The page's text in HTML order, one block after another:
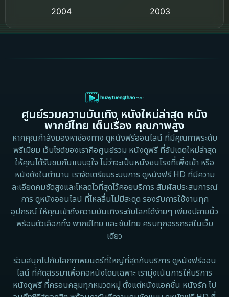
Detective สืบสวน
Disaster
Disney+
Documentary สารคดี
Documentary สารคดี
Drama ดราม่า
Drama ดราม่า
Dystopian
2004
2003
2002
2000
1983
1982
1971
1962
ศูนย์รวมความบันเทิง หนังใหม่ล่าสุด หนัง
พากย์ไทย เต็มเรื่อง คุณภาพสูง
หากคุณกำลังมองหาช่องทาง ดูหนังฟรีออนไลน์ ที่มีคุณภาพระดับ
พรีเมียม เว็บไซต์ของเราคือศูนย์รวม หนังดูฟรี ที่อัปเดตใหม่ล่าสุด
ให้คุณได้รับชมกันแบบจุใจ ไม่ว่าจะเป็นหนังชนโรงที่เพิ่งเข้า หรือ
หนังดังในตำนาน เราจัดเตรียมระบบการ ดูหนังฟรี HD ที่มีความ
ละเอียดคมชัดสูงและโหลดไวที่สุดไว้คอยบริการ สัมผัสประสบการณ์
การ ดูหนังออนไลน์ ที่ไหลลื่นไม่มีสะดุด รองรับการใช้งานทุก
อุปกรณ์ ให้คุณเข้าถึงความบันเทิงระดับโลกได้ง่ายๆ เพียงปลายนิ้ว
พร้อมตัวเลือกทั้ง พากย์ไทย และ ซับไทย ครบทุกอรรถรสในเว็บ
เดียว
ร่วมสนุกไปกับโลกภาพยนตร์ที่ใหญ่ที่สุดกับบริการ ดูหนังฟรีออน
ไลน์ ที่คัดสรรมาเพื่อคอหนังโดยเฉพาะ เรามุ่งเน้นการให้บริการ
หนังดูฟรี ที่ครอบคลุมทุกหมวดหมู่ ตั้งแต่หนังแอคชั่น หนังรัก ไป